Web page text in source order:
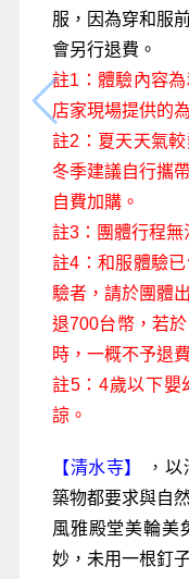
服，因為穿和服
會另行退費。
註1：體驗內容
店家現場提供的
註2：夏天天氣
冬季建議自行攜
自費加購。
註3：團體行程無
註4：和服體驗
驗者，請於團體
退700台幣，若
時，一概不予退
註5：4歲以下嬰
諒。
【清水寺】 ， 以
築物都要求與自
風雅殿堂美輪美
妙，未用一根釘